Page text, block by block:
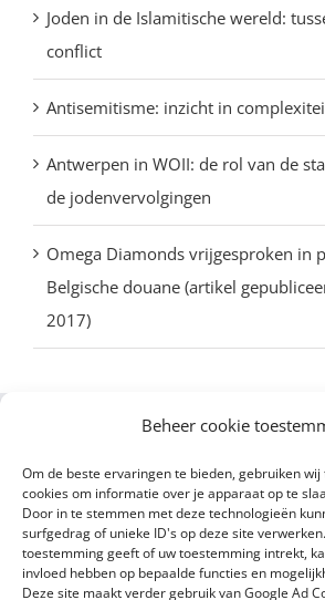
Beheer cookie
Om de beste ervaringen te bieden, gebruiken
cookies om informatie over je apparaat op te
Door in te stemmen met deze technologieën
surfgedrag of unieke ID's op deze site
toestemming geeft of uw toestemming intrekt,
invloed hebben op bepaalde functies en
Deze site maakt verder gebruik van Google Ad
Joden in de Islamitische wereld:
conflict
Antisemitisme: inzicht in
Antwerpen in WOII: de rol van de
de jodenvervolgingen
Omega Diamonds vrijgesproken in
Belgische douane (artikel
2017)